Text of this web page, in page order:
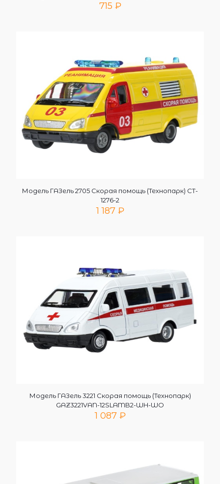
715 ₽
Модель ГАЗель 2705 Скорая помощь (Технопарк) CT-
1276-2
1 187 ₽
Модель ГАЗель 3221 Скорая помощь (Технопарк)
GAZ3221VAN-12SLAMB2-WH-WO
1 087 ₽